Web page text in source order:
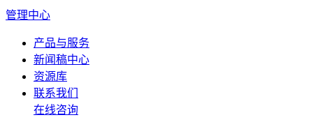
管理中心
产品与服务
新闻稿中心
资源库
联系我们
在线咨询